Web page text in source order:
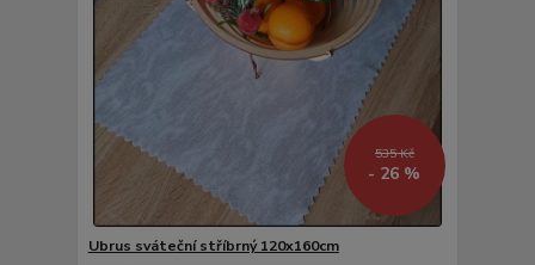
535 Kč
- 26 %
Ubrus sváteční stříbrný 120x160cm